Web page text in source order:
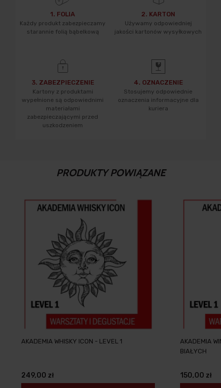
1. FOLIA
Każdy produkt zabezpieczamy
starannie folią bąbelkową
2. KARTON
Używamy odpowiedniej
jakości kartonów wysyłkowych
3. ZABEZPIECZENIE
Kartony z produktami
wypełnione są odpowiednimi
materiałami
zabezpieczającymi przed
uszkodzeniem
4. OZNACZENIE
Stosujemy odpowiednie
oznaczenia informacyjne dla
kuriera
PRODUKTY POWIĄZANE
AKADEMIA WHISKY ICON - LEVEL 1
249,00 zł
AKADEMIA
BIAŁYCH
150,00 zł